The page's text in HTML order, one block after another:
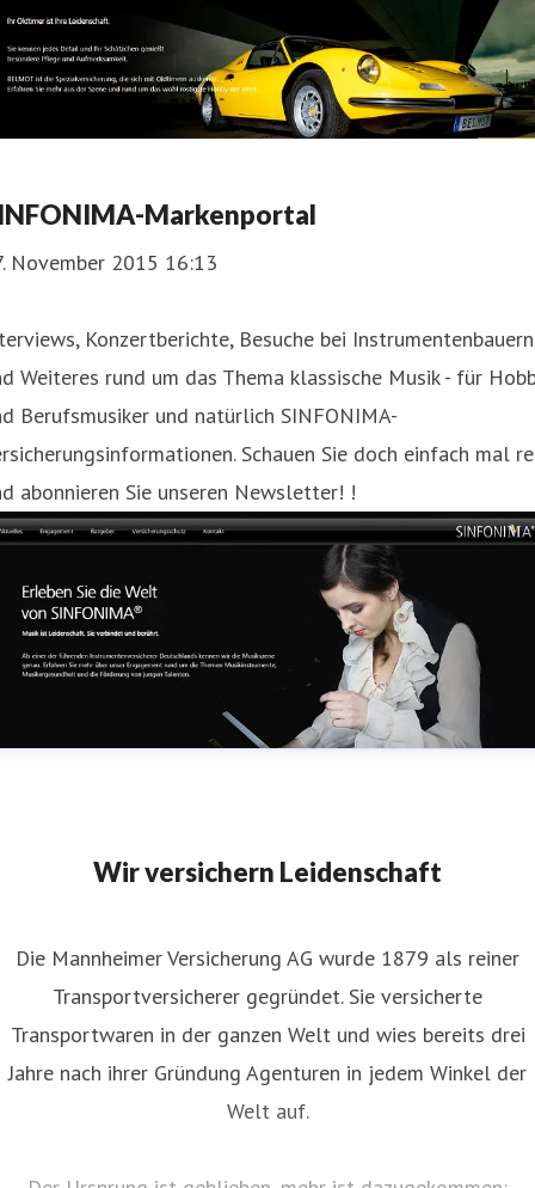
Markenportal
November 2015 16:13
Konzertberichte, Besuche bei Instrumentenbauern
Weiteres rund um das Thema klassische Musik - für
Berufsmusiker und natürlich SINFONIMA-
Schauen Sie doch einfach mal
abonnieren Sie unseren Newsletter! !
Wir versichern Leidenschaft
Die Mannheimer Versicherung AG wurde 1879 als reiner
Transportversicherer gegründet. Sie versicherte
Transportwaren in der ganzen Welt und wies bereits drei
Jahre nach ihrer Gründung Agenturen in jedem Winkel der
Welt auf.